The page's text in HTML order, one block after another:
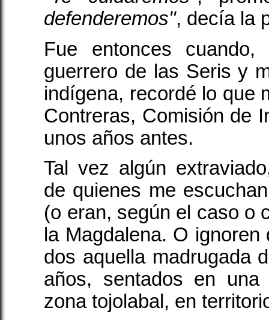
defenderemos", decía la
Fue entonces
guerrero de las Seris y
indígena, recordé lo que
Contreras, Comisión de
unos años antes.
Tal vez algún
de quienes me
(o eran, según el caso o
la Magdalena. O
dos aquella madrugada
años, sentados en
zona tojolabal, en